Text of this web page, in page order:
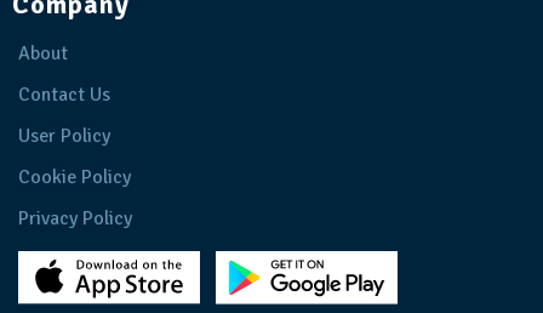
About
Contact Us
User Policy
Cookie Policy
Privacy Policy